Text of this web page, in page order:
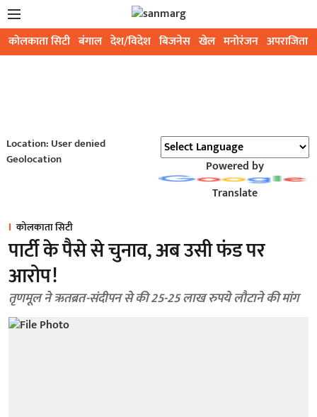
कोलकाता सिटी बंगाल देश/विदेश बिजनेस खेल मनोरंजन अपराजिता
Location: User denied
Geolocation
Powered by
Translate
कोलकाता सिटी
पार्टी के पैसे से चुनाव, अब उसी फंड पर
आरोप!
तृणमूल ने ऋतब्रत-संदीपन से की 25-25 लाख रुपये लौटाने की मांग